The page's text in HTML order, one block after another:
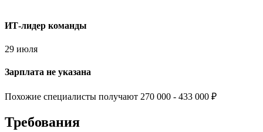
ИТ-лидер команды
29 июля
Зарплата не указана
Похожие специалисты получают 270 000 - 433 000 ₽
Требования